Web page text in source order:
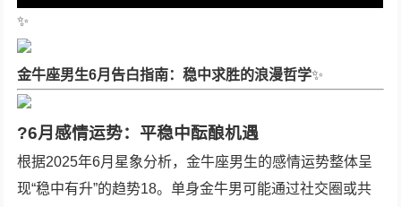
✨
金牛座男生6月告白指南：稳中求胜的浪漫哲学✨
?6月感情运势：平稳中酝酿机遇
根据2025年6月星象分析，金牛座男生的感情运势整体呈
现“稳中有升”的趋势18。单身金牛男可能通过社交圈或共